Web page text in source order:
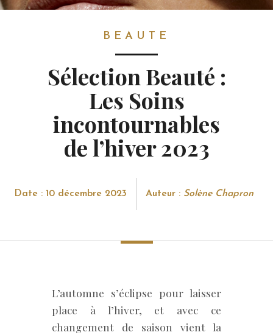
BEAUTE
Sélection Beauté :
Les Soins
incontournables
de l’hiver 2023
Date : 10 décembre 2023 Auteur : Solène Chapron
L’automne s’éclipse pour laisser
place à l’hiver, et avec ce
changement de saison vient la